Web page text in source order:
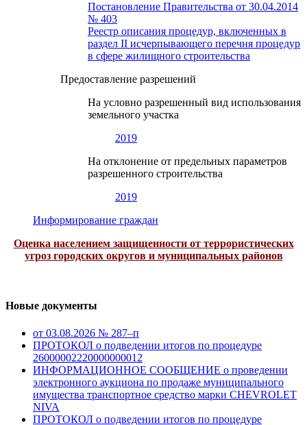
Постановление Правительства от 30.04.2014
№ 403
Реестр описания процедур, включенных в
раздел II исчерпывающего перечня процедур
в сфере жилищного строительства
Предоставление разрешений
На условно разрешенный вид использования
земельного участка
2019
На отклонение от предельных параметров
разрешенного строительства
2019
Информирование граждан
Оценка населением защищенности от террористических
угроз городских округов и муниципальных районов
Новые документы
от 03.08.2026 № 287–п
ПРОТОКОЛ о подведении итогов по процедуре
26000002220000000012
ИНФОРМАЦИОННОЕ СООБЩЕНИЕ о проведении
электронного аукциона по продаже муниципального
имущества транспортное средство марки CHEVROLET
NIVA
ПРОТОКОЛ о подведении итогов по процедуре